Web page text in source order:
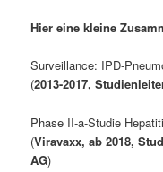
Hier eine kleine
Surveillance: IPD-
(2013-2017,
Phase II-a-Studie
(Viravaxx, ab 2018,
AG)